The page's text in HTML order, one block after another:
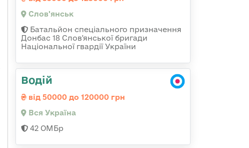
Слов'янськ
Батальйон спеціального призначення
Донбас 18 Слов'янської бригади
Національної гвардії України
Водій
від 50000 до 120000 грн
Вся Україна
42 ОМБр